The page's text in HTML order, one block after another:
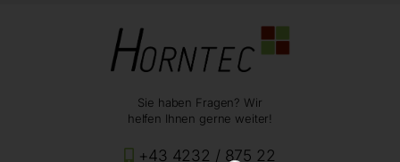
Sie haben Fragen? Wir
helfen Ihnen gerne weiter!
+43 4232 / 875 22